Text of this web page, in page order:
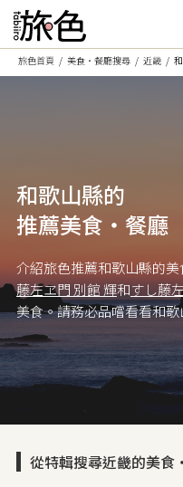
旅色首頁
美食・餐廳搜尋 近畿
和歌山縣的
推薦美食・餐廳
介紹旅色推薦和歌山縣的美
藤左ヱ門 別館 輝和すし藤
美食。請務必品嚐看看和
從特輯搜尋近畿的美食